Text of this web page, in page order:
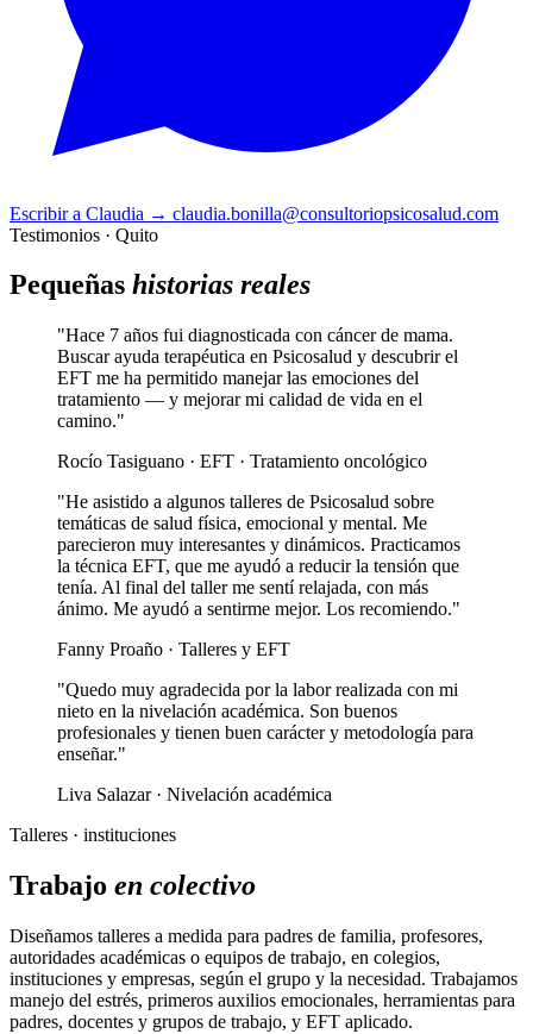
Escribir a Claudia → claudia.bonilla@consultoriopsicosalud.com
Testimonios · Quito
Pequeñas historias reales
"Hace 7 años fui diagnosticada con cáncer de mama.
Buscar ayuda terapéutica en Psicosalud y descubrir el
EFT me ha permitido manejar las emociones del
tratamiento — y mejorar mi calidad de vida en el
camino."
Rocío Tasiguano · EFT · Tratamiento oncológico
"He asistido a algunos talleres de Psicosalud sobre
temáticas de salud física, emocional y mental. Me
parecieron muy interesantes y dinámicos. Practicamos
la técnica EFT, que me ayudó a reducir la tensión que
tenía. Al final del taller me sentí relajada, con más
ánimo. Me ayudó a sentirme mejor. Los recomiendo."
Fanny Proaño · Talleres y EFT
"Quedo muy agradecida por la labor realizada con mi
nieto en la nivelación académica. Son buenos
profesionales y tienen buen carácter y metodología para
enseñar."
Liva Salazar · Nivelación académica
Talleres · instituciones
Trabajo en colectivo
Diseñamos talleres a medida para padres de familia, profesores,
autoridades académicas o equipos de trabajo, en colegios,
instituciones y empresas, según el grupo y la necesidad. Trabajamos
manejo del estrés, primeros auxilios emocionales, herramientas para
padres, docentes y grupos de trabajo, y EFT aplicado.